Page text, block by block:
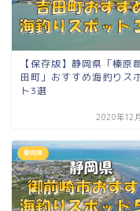
【保存版】静岡県「榛原
田町」おすすめ海釣りス
ト3選
2020年12
静岡県